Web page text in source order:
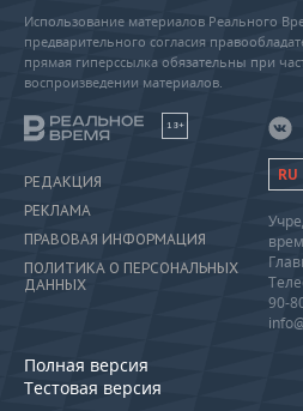
Использование материалов Реального
предварительного согласия
прямая гиперссылка обязательны при
воспроизведении материалов.
18+
РЕДАКЦИЯ
РЕКЛАМА
ПРАВОВАЯ ИНФОРМАЦИЯ
ПОЛИТИКА О ПЕРСОНАЛЬНЫХ
ДАННЫХ
Полная версия
Тестовая версия
RU
90-